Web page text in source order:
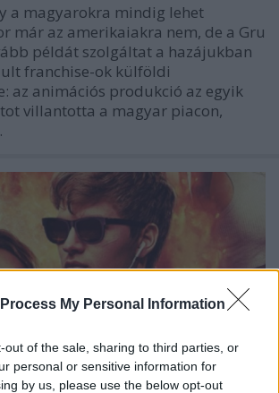
My Personal Information
out of the sale, sharing to third parties, or
personal or sensitive information for
by us, please use the below opt-out
a magyarokra mindig lehet
már az amerikaiakra nem, de a Gru
példát szolgáltat a hazájukban
franchise-ok külföldi
az animációs produkció az egyik
villantotta a magyar piacon,